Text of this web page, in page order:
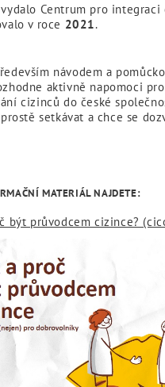
Centrum pro integraci
v roce 2021.
návodem a
aktivně napomoci
cizinců do české
setkávat a chce se
MATERIÁL NAJDETE:
být průvodcem cizince?